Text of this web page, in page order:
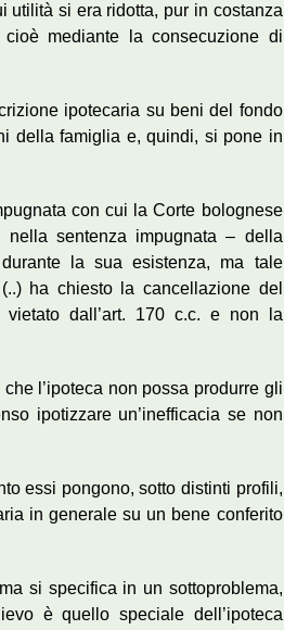
utilità si era ridotta, pur in costanza
mediante la consecuzione di
ipotecaria su beni del fondo
della famiglia e, quindi, si pone in
con cui la Corte bolognese
sentenza impugnata – della
la sua esistenza, ma tale
ha chiesto la cancellazione del
dall’art. 170 c.c. e non la
l’ipoteca non possa produrre gli
ipotizzare un’inefficacia se non
essi pongono, sotto distinti profili,
in generale su un bene conferito
si specifica in un sottoproblema,
è quello speciale dell’ipoteca